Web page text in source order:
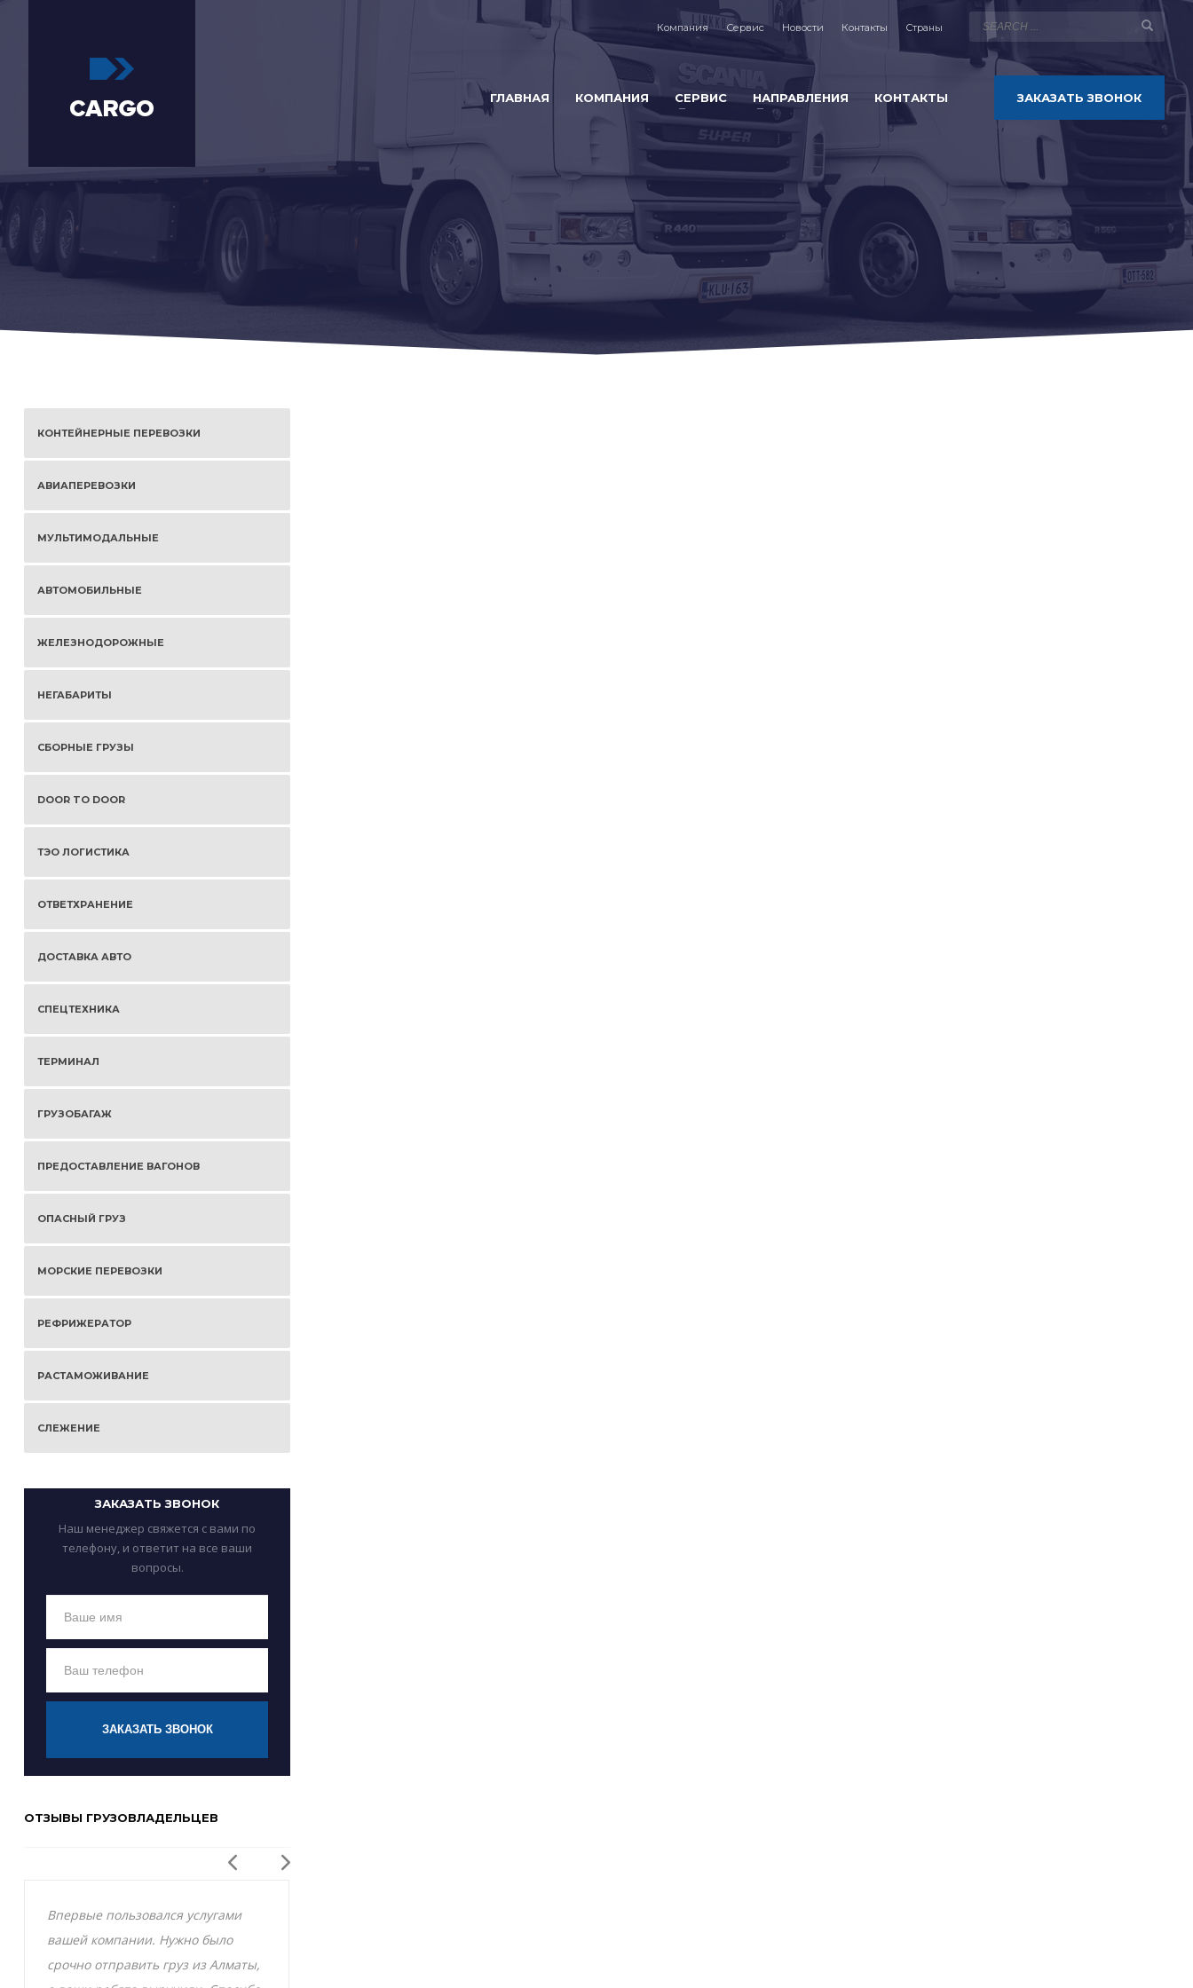
Компания Сервис Новости Контакты Страны
ГЛАВНАЯ КОМПАНИЯ СЕРВИС НАПРАВЛЕНИЯ КОНТАКТЫ ЗАКАЗАТЬ ЗВОНОК
КОНТЕЙНЕРНЫЕ ПЕРЕВОЗКИ
АВИАПЕРЕВОЗКИ
МУЛЬТИМОДАЛЬНЫЕ
АВТОМОБИЛЬНЫЕ
ЖЕЛЕЗНОДОРОЖНЫЕ
НЕГАБАРИТЫ
СБОРНЫЕ ГРУЗЫ
DOOR TO DOOR
ТЭО ЛОГИСТИКА
ОТВЕТХРАНЕНИЕ
ДОСТАВКА АВТО
СПЕЦТЕХНИКА
ТЕРМИНАЛ
ГРУЗОБАГАЖ
ПРЕДОСТАВЛЕНИЕ ВАГОНОВ
ОПАСНЫЙ ГРУЗ
МОРСКИЕ ПЕРЕВОЗКИ
РЕФРИЖЕРАТОР
РАСТАМОЖИВАНИЕ
СЛЕЖЕНИЕ
ЗАКАЗАТЬ ЗВОНОК
Наш менеджер свяжется с вами по
телефону, и ответит на все ваши
вопросы.
ЗАКАЗАТЬ ЗВОНОК
ОТЗЫВЫ ГРУЗОВЛАДЕЛЬЦЕВ
Впервые пользовался услугами
вашей компании. Нужно было
срочно отправить груз из Алматы,